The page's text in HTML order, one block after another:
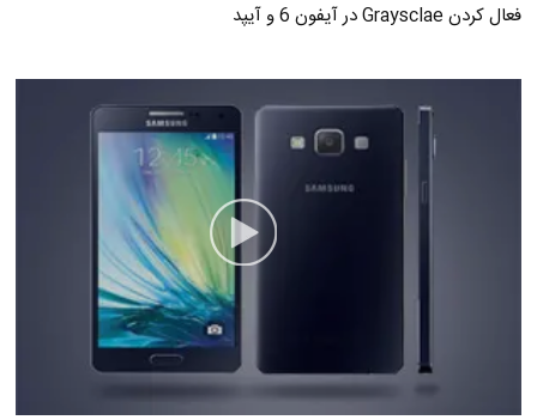
فعال کردن Graysclae در آیفون 6 و آیپد